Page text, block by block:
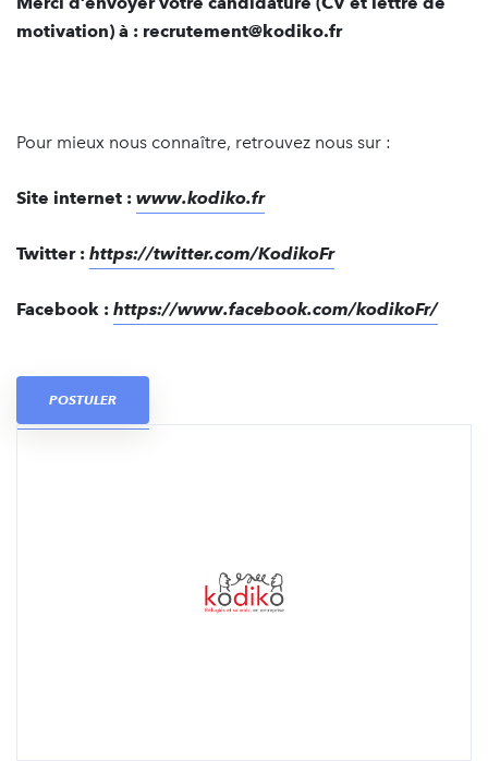
motivation) à : recrutement@kodiko.fr
Pour mieux nous connaître, retrouvez nous sur :
Site internet : www.kodiko.fr
Twitter : https://twitter.com/KodikoFr
Facebook : https://www.facebook.com/kodikoFr/
POSTULER